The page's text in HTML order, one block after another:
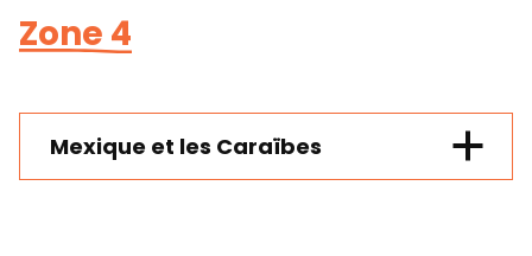
Zone 4
Mexique et les Caraïbes